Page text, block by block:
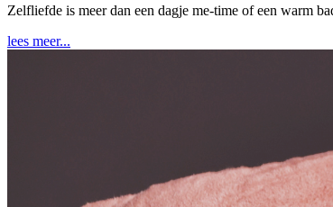
Zelfliefde is meer dan een dagje me-time of een warm
lees meer...